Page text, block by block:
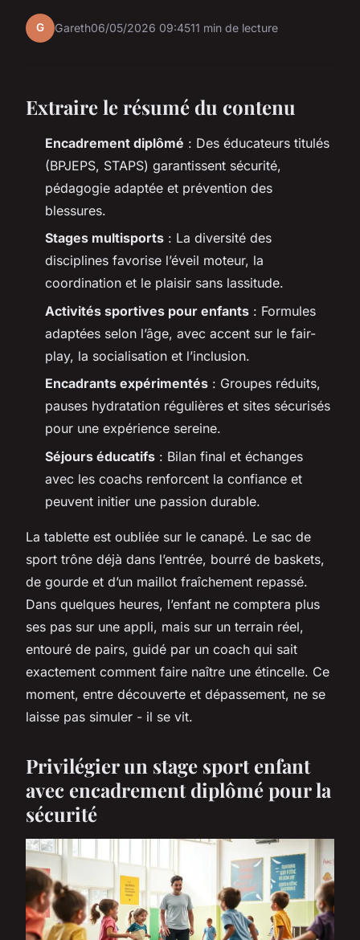
G Gareth06/05/2026 09:4511 min de lecture
Extraire le résumé du contenu
Encadrement diplômé : Des éducateurs titulés
(BPJEPS, STAPS) garantissent sécurité,
pédagogie adaptée et prévention des
blessures.
Stages multisports : La diversité des
disciplines favorise l’éveil moteur, la
coordination et le plaisir sans lassitude.
Activités sportives pour enfants : Formules
adaptées selon l’âge, avec accent sur le fair-
play, la socialisation et l’inclusion.
Encadrants expérimentés : Groupes réduits,
pauses hydratation régulières et sites sécurisés
pour une expérience sereine.
Séjours éducatifs : Bilan final et échanges
avec les coachs renforcent la confiance et
peuvent initier une passion durable.
La tablette est oubliée sur le canapé. Le sac de
sport trône déjà dans l’entrée, bourré de baskets,
de gourde et d’un maillot fraîchement repassé.
Dans quelques heures, l’enfant ne comptera plus
ses pas sur une appli, mais sur un terrain réel,
entouré de pairs, guidé par un coach qui sait
exactement comment faire naître une étincelle. Ce
moment, entre découverte et dépassement, ne se
laisse pas simuler - il se vit.
Privilégier un stage sport enfant
avec encadrement diplômé pour la
sécurité